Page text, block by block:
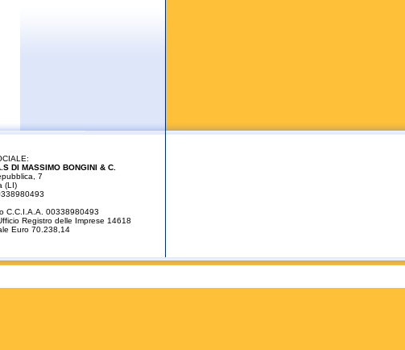
DI MASSIMO BONGINI & C.
7
(LI)
C.C.I.A.A. 00338980493
Registro delle Imprese 14618
Euro 70.238,14